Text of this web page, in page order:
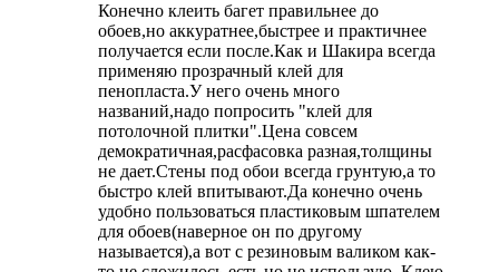
Конечно клеить багет правильнее до
обоев,но аккуратнее,быстрее и практичнее
получается если после.Как и Шакира всегда
применяю прозрачный клей для
пенопласта.У него очень много
названий,надо попросить "клей для
потолочной плитки".Цена совсем
демократичная,расфасовка разная,толщины
не дает.Стены под обои всегда грунтую,а то
быстро клей впитывают.Да конечно очень
удобно пользоваться пластиковым шпателем
для обоев(наверное он по другому
называется),а вот с резиновым валиком как-